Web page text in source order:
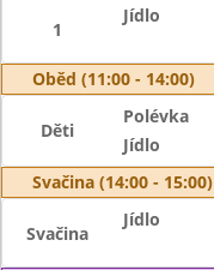
1
Jídlo
Oběd (11:00 - 14:00)
Děti
Polévka
Jídlo
Svačina (14:00 - 15:00)
Svačina
Jídlo